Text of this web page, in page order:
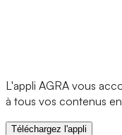
L'appli AGRA vous
à tous vos contenus
Téléchargez l'appli